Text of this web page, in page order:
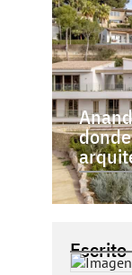
Escrito